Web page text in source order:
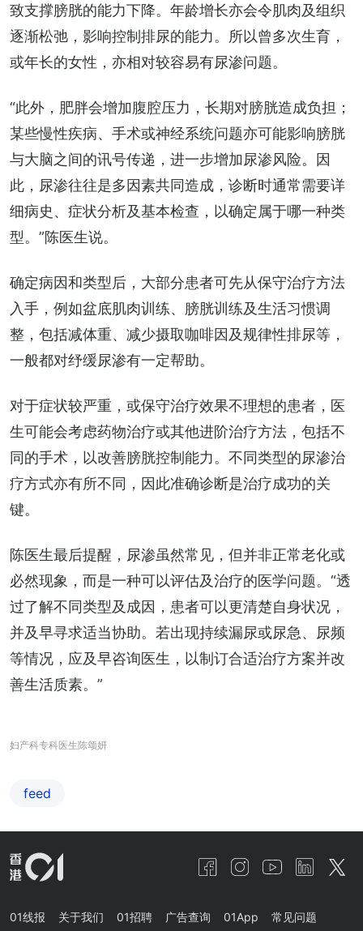
致支撑膀胱的能力下降。年龄增长亦会令肌肉及组织
逐渐松弛，影响控制排尿的能力。所以曾多次生育，
或年长的女性，亦相对较容易有尿渗问题。
“此外，肥胖会增加腹腔压力，长期对膀胱造成负担；
某些慢性疾病、手术或神经系统问题亦可能影响膀胱
与大脑之间的讯号传递，进一步增加尿渗风险。因
此，尿渗往往是多因素共同造成，诊断时通常需要详
细病史、症状分析及基本检查，以确定属于哪一种类
型。”陈医生说。
确定病因和类型后，大部分患者可先从保守治疗方法
入手，例如盆底肌肉训练、膀胱训练及生活习惯调
整，包括减体重、减少摄取咖啡因及规律性排尿等，
一般都对纾缓尿渗有一定帮助。
对于症状较严重，或保守治疗效果不理想的患者，医
生可能会考虑药物治疗或其他进阶治疗方法，包括不
同的手术，以改善膀胱控制能力。不同类型的尿渗治
疗方式亦有所不同，因此准确诊断是治疗成功的关
键。
陈医生最后提醒，尿渗虽然常见，但并非正常老化或
必然现象，而是一种可以评估及治疗的医学问题。“透
过了解不同类型及成因，患者可以更清楚自身状况，
并及早寻求适当协助。若出现持续漏尿或尿急、尿频
等情况，应及早咨询医生，以制订合适治疗方案并改
善生活质素。”
妇产科专科医生陈颂妍
feed
01线报 关于我们 01招聘 广告查询 01App 常见问题